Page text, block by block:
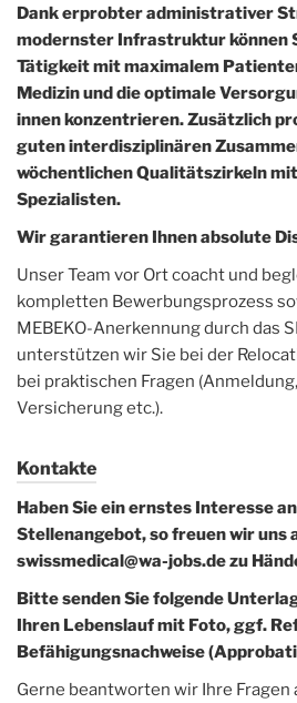
Dank erprobter administrativer
modernster Infrastruktur können
Tätigkeit mit maximalem
Medizin und die optimale
innen konzentrieren. Zusätzlich
guten interdisziplinären
wöchentlichen Qualitätszirkeln mit
Spezialisten.
Wir garantieren Ihnen absolute
Unser Team vor Ort coacht und
kompletten Bewerbungsprozess
MEBEKO-Anerkennung durch das
unterstützen wir Sie bei der
bei praktischen Fragen
Versicherung etc.).
Kontakte
Haben Sie ein ernstes Interesse
Stellenangebot, so freuen wir uns
swissmedical@wa-jobs.de zu
Bitte senden Sie folgende
Ihren Lebenslauf mit Foto, ggf.
Befähigungsnachweise
Gerne beantworten wir Ihre